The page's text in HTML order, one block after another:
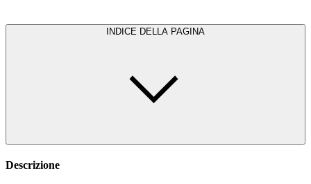
INDICE DELLA PAGINA
Descrizione